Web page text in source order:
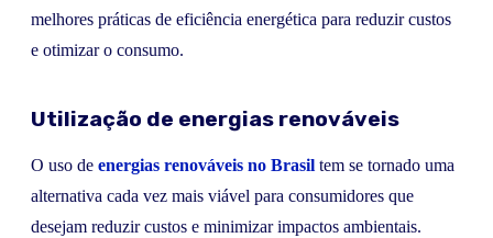
melhores práticas de eficiência energética para reduzir custos
e otimizar o consumo.
Utilização de energias renováveis
O uso de energias renováveis no Brasil tem se tornado uma
alternativa cada vez mais viável para consumidores que
desejam reduzir custos e minimizar impactos ambientais.